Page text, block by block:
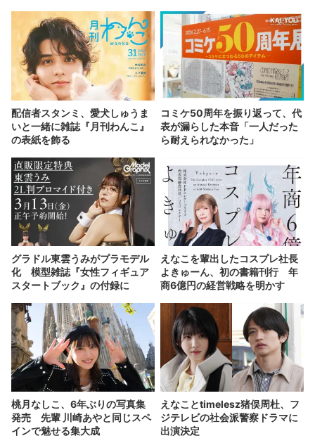
配信者スタンミ、愛犬しゅうま
いと一緒に雑誌『月刊わんこ』
の表紙を飾る
コミケ50周年を振り返って、代
表が漏らした本音「一人だった
ら耐えられなかった」
グラドル東雲うみがプラモデル
化 模型雑誌『女性フィギュア
スタートブック』の付録に
えなこを輩出したコスプレ社長
よきゅーん、初の書籍刊行 年
商6億円の経営戦略を明かす
桃月なしこ、6年ぶりの写真集
発売 先輩 川崎あやと同じスペ
インで魅せる集大成
えなことtimelesz猪俣周杜、フ
ジテレビの社会派警察ドラマに
出演決定